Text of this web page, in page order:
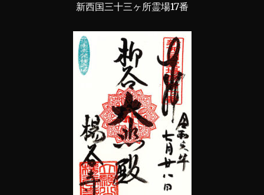
新西国三十三ヶ所霊場17番